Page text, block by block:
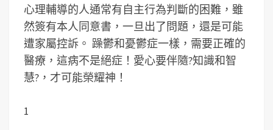
心理輔導的人通常有自主行為判斷的困難，雖
然簽有本人同意書，一旦出了問題，還是可能
遭家屬控訴。 躁鬱和憂鬱症一樣，需要正確的
醫療，這病不是絕症！愛心要伴隨?知識和智
慧?，才可能榮耀神！
1